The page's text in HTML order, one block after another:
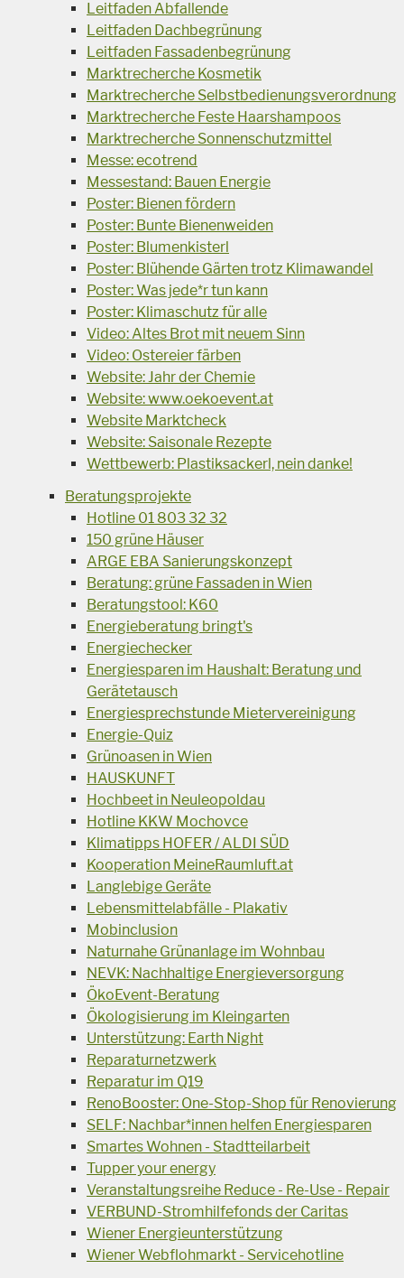
Leitfaden Abfallende
Leitfaden Dachbegrünung
Leitfaden Fassadenbegrünung
Marktrecherche Kosmetik
Marktrecherche Selbstbedienungsverordnung
Marktrecherche Feste Haarshampoos
Marktrecherche Sonnenschutzmittel
Messe: ecotrend
Messestand: Bauen Energie
Poster: Bienen fördern
Poster: Bunte Bienenweiden
Poster: Blumenkisterl
Poster: Blühende Gärten trotz Klimawandel
Poster: Was jede*r tun kann
Poster: Klimaschutz für alle
Video: Altes Brot mit neuem Sinn
Video: Ostereier färben
Website: Jahr der Chemie
Website: www.oekoevent.at
Website Marktcheck
Website: Saisonale Rezepte
Wettbewerb: Plastiksackerl, nein danke!
Beratungsprojekte
Hotline 01 803 32 32
150 grüne Häuser
ARGE EBA Sanierungskonzept
Beratung: grüne Fassaden in Wien
Beratungstool: K60
Energieberatung bringt's
Energiechecker
Energiesparen im Haushalt: Beratung und
Gerätetausch
Energiesprechstunde Mietervereinigung
Energie-Quiz
Grünoasen in Wien
HAUSKUNFT
Hochbeet in Neuleopoldau
Hotline KKW Mochovce
Klimatipps HOFER / ALDI SÜD
Kooperation MeineRaumluft.at
Langlebige Geräte
Lebensmittelabfälle - Plakativ
Mobinclusion
Naturnahe Grünanlage im Wohnbau
NEVK: Nachhaltige Energieversorgung
ÖkoEvent-Beratung
Ökologisierung im Kleingarten
Unterstützung: Earth Night
Reparaturnetzwerk
Reparatur im Q19
RenoBooster: One-Stop-Shop für Renovierung
SELF: Nachbar*innen helfen Energiesparen
Smartes Wohnen - Stadtteilarbeit
Tupper your energy
Veranstaltungsreihe Reduce - Re-Use - Repair
VERBUND-Stromhilfefonds der Caritas
Wiener Energieunterstützung
Wiener Webflohmarkt - Servicehotline